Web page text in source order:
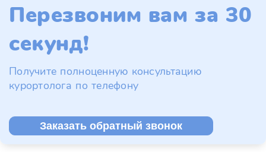
Перезвоним вам за 30
секунд!
Получите полноценную консультацию
курортолога по телефону
Заказать обратный звонок